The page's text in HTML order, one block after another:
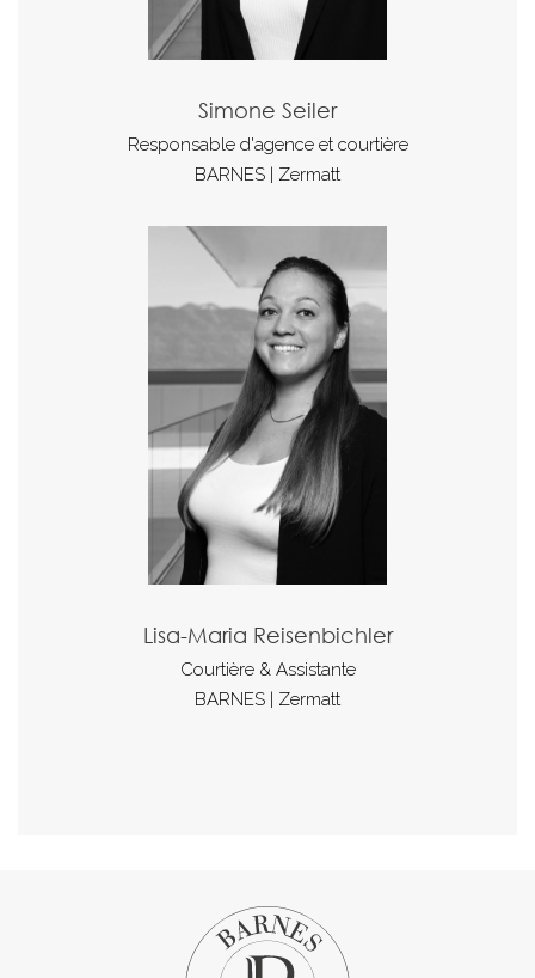
Simone Seiler
Responsable d'agence et courtière
BARNES | Zermatt
Lisa-Maria Reisenbichler
Courtière & Assistante
BARNES | Zermatt